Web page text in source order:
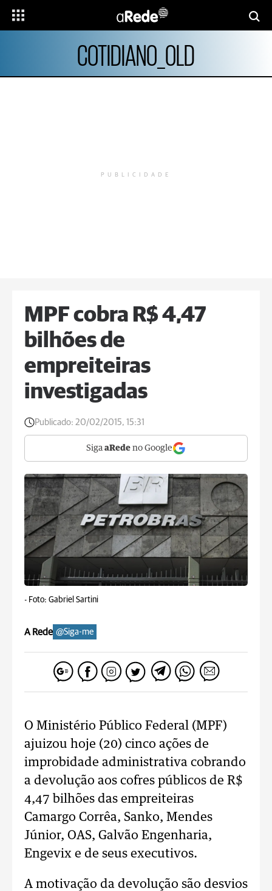
COTIDIANO_OLD
PUBLICIDADE
MPF cobra R$ 4,47
bilhões de
empreiteiras
investigadas
Publicado: 20/02/2015, 15:31
Siga aRede no Google
- Foto: Gabriel Sartini
A Rede @Siga-me
O Ministério Público Federal (MPF)
ajuizou hoje (20) cinco ações de
improbidade administrativa cobrando
a devolução aos cofres públicos de R$
4,47 bilhões das empreiteiras
Camargo Corrêa, Sanko, Mendes
Júnior, OAS, Galvão Engenharia,
Engevix e de seus executivos.
A motivação da devolução são desvios